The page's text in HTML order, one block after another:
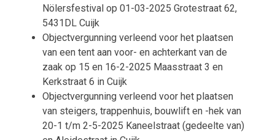
Nölersfestival op 01-03-2025 Grotestraat 62,
5431DL Cuijk
Objectvergunning verleend voor het plaatsen
van een tent aan voor- en achterkant van de
zaak op 15 en 16-2-2025 Maasstraat 3 en
Kerkstraat 6 in Cuijk
Objectvergunning verleend voor het plaatsen
van steigers, trappenhuis, bouwlift en -hek van
20-1 t/m 2-5-2025 Kaneelstraat (gedeelte van)